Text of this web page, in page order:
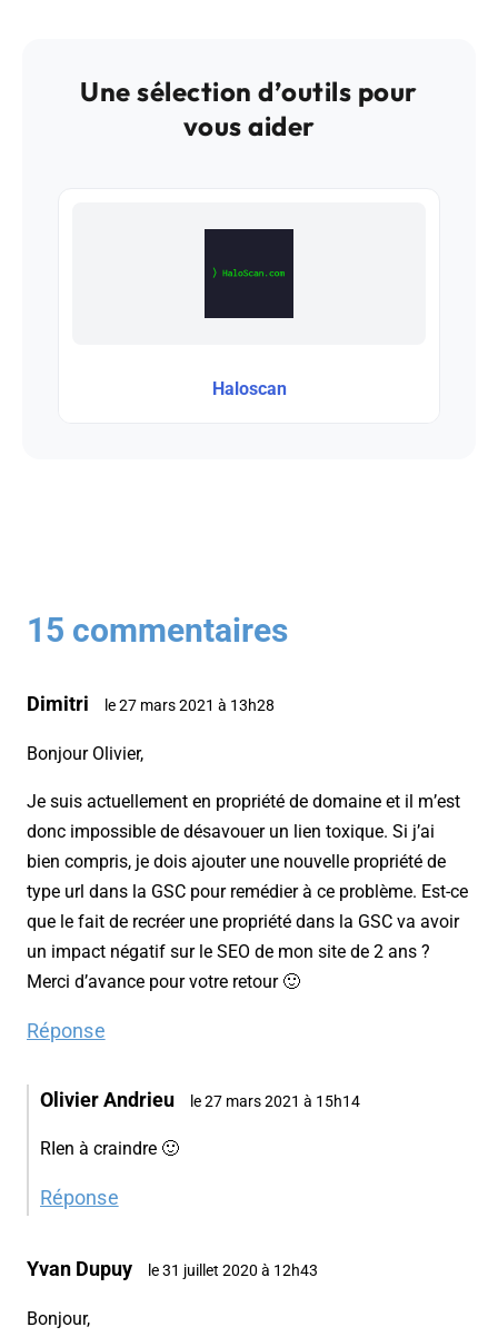
Une sélection d’outils pour
vous aider
Haloscan
15 commentaires
Dimitri le 27 mars 2021 à 13h28
Bonjour Olivier,
Je suis actuellement en propriété de domaine et il m’est
donc impossible de désavouer un lien toxique. Si j’ai
bien compris, je dois ajouter une nouvelle propriété de
type url dans la GSC pour remédier à ce problème. Est-ce
que le fait de recréer une propriété dans la GSC va avoir
un impact négatif sur le SEO de mon site de 2 ans ?
Merci d’avance pour votre retour 🙂
Réponse
Olivier Andrieu le 27 mars 2021 à 15h14
RIen à craindre 🙂
Réponse
Yvan Dupuy le 31 juillet 2020 à 12h43
Bonjour,